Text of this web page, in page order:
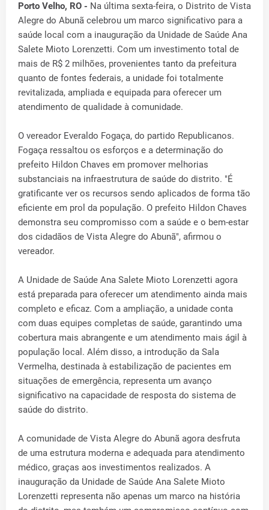
Porto Velho, RO - Na última sexta-feira, o Distrito de Vista
Alegre do Abunã celebrou um marco significativo para a
saúde local com a inauguração da Unidade de Saúde Ana
Salete Mioto Lorenzetti. Com um investimento total de
mais de R$ 2 milhões, provenientes tanto da prefeitura
quanto de fontes federais, a unidade foi totalmente
revitalizada, ampliada e equipada para oferecer um
atendimento de qualidade à comunidade.
O vereador Everaldo Fogaça, do partido Republicanos.
Fogaça ressaltou os esforços e a determinação do
prefeito Hildon Chaves em promover melhorias
substanciais na infraestrutura de saúde do distrito. "É
gratificante ver os recursos sendo aplicados de forma tão
eficiente em prol da população. O prefeito Hildon Chaves
demonstra seu compromisso com a saúde e o bem-estar
dos cidadãos de Vista Alegre do Abunã", afirmou o
vereador.
A Unidade de Saúde Ana Salete Mioto Lorenzetti agora
está preparada para oferecer um atendimento ainda mais
completo e eficaz. Com a ampliação, a unidade conta
com duas equipes completas de saúde, garantindo uma
cobertura mais abrangente e um atendimento mais ágil à
população local. Além disso, a introdução da Sala
Vermelha, destinada à estabilização de pacientes em
situações de emergência, representa um avanço
significativo na capacidade de resposta do sistema de
saúde do distrito.
A comunidade de Vista Alegre do Abunã agora desfruta
de uma estrutura moderna e adequada para atendimento
médico, graças aos investimentos realizados. A
inauguração da Unidade de Saúde Ana Salete Mioto
Lorenzetti representa não apenas um marco na história